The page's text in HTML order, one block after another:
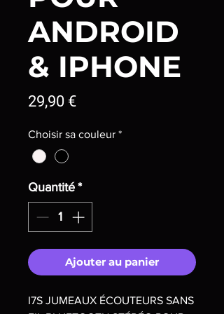
ANDROID
& IPHONE
29,90 €Prix
Choisir sa couleur *
Quantité *
Ajouter au panier
I7S JUMEAUX ÉCOUTEURS SANS